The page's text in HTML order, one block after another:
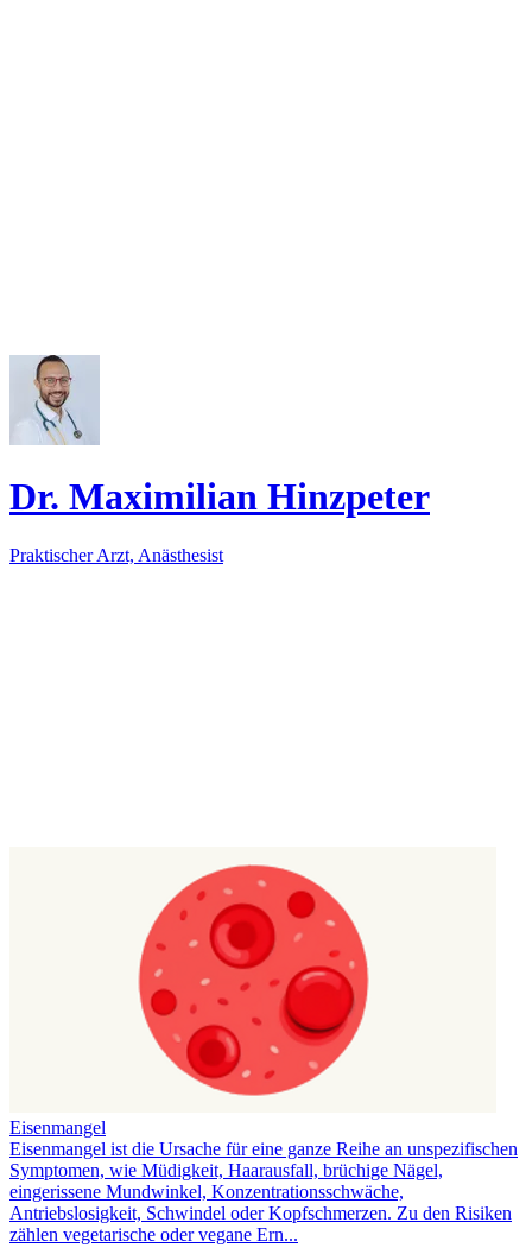
Dr. Maximilian Hinzpeter
Praktischer Arzt, Anästhesist
Eisenmangel
Eisenmangel ist die Ursache für eine ganze Reihe an unspezifischen
Symptomen, wie Müdigkeit, Haarausfall, brüchige Nägel,
eingerissene Mundwinkel, Konzentrationsschwäche,
Antriebslosigkeit, Schwindel oder Kopfschmerzen. Zu den Risiken
zählen vegetarische oder vegane Ern...